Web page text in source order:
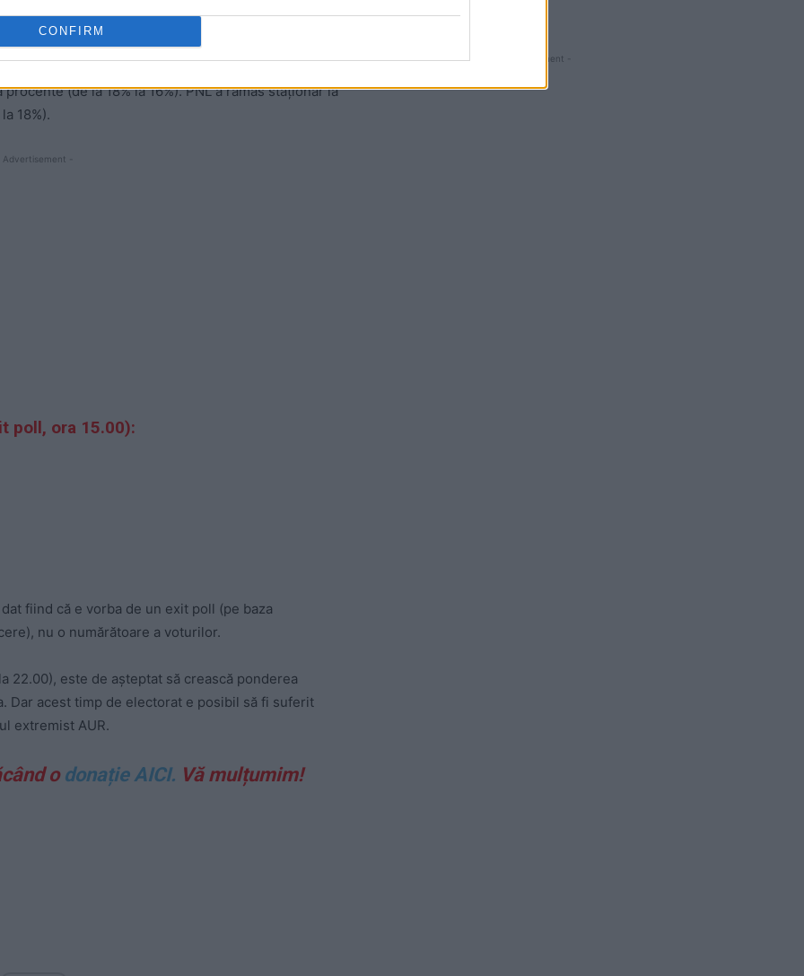
CONFIRM
exit poll pentru consiliile județene, la ora 15.00.
de la 7 la 12 procente. PSD a săltat 3 procente (de la
(de la 18% la 16%). PNL a rămas staționar la
18%).
Advertisement -
poll, ora 15.00):
fiind că e vorba de un exit poll (pe baza
nu o numărătoare a voturilor.
22.00), este de așteptat să crească ponderea
Dar acest timp de electorat e posibil să fi suferit
extremist AUR.
o donație AICI. Vă mulțumim!
- Advertisment -